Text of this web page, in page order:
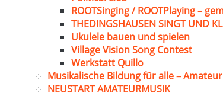
ROOTSinging / ROOTPlaying –
THEDINGSHAUSEN SINGT UND
Ukulele bauen und spielen
Village Vision Song Contest
Werkstatt Quillo
Musikalische Bildung für alle –
NEUSTART AMATEURMUSIK